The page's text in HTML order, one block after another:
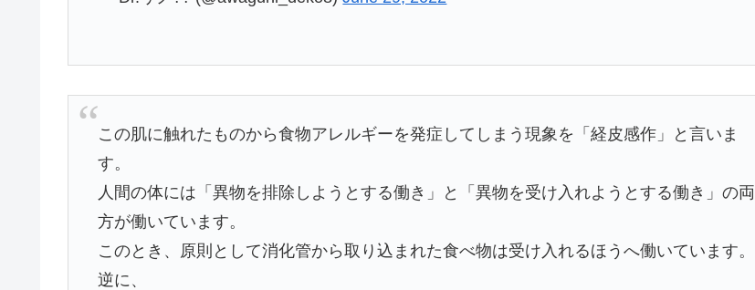
この肌に触れたものから食物アレルギーを発症してしまう現象を「経皮感作」と言いま
す。
人間の体には「異物を排除しようとする働き」と「異物を受け入れようとする働き」の両
方が働いています。
このとき、原則として消化管から取り込まれた食べ物は受け入れるほうへ働いています。
逆に、